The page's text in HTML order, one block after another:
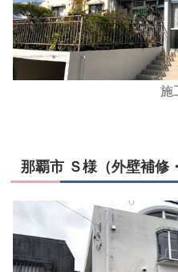
施
那覇市 Ｓ様（外壁補修